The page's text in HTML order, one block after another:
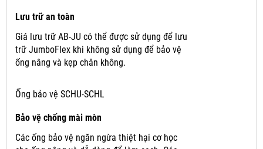
Lưu trữ an toàn
Giá lưu trữ AB-JU có thể được sử dụng để lưu
trữ JumboFlex khi không sử dụng để bảo vệ
ống nâng và kẹp chân không.
Ống bảo vệ SCHU-SCHL
Bảo vệ chống mài mòn
Các ống bảo vệ ngăn ngừa thiệt hại cơ học